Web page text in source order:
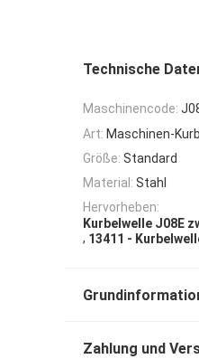
Technische
Maschinencode:
Art: Maschinen-
Größe: Standard
Material: Stahl
Hervorheben:
Kurbelwelle J08E
, 13411 -
Zahlung und